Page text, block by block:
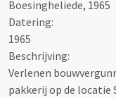
Boesingheliede, 1965
Datering:
1965
Beschrijving:
Verlenen
pakkerij op de locatie